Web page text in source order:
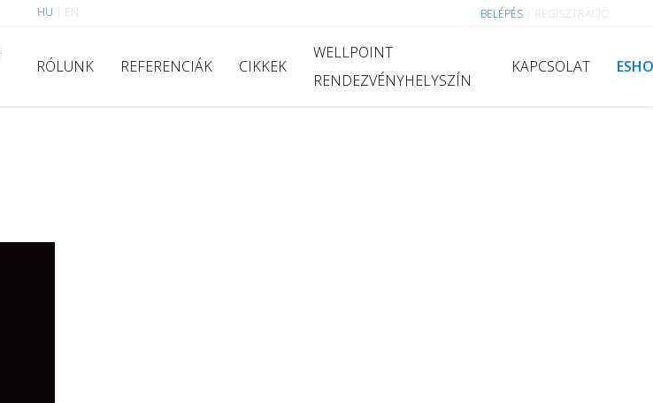
HU EN BELÉPÉS REGISZTRÁCIÓ
RÓLUNK REFERENCIÁK CIKKEK
WELLPOINT
RENDEZVÉNYHELYSZÍN
KAPCSOLAT